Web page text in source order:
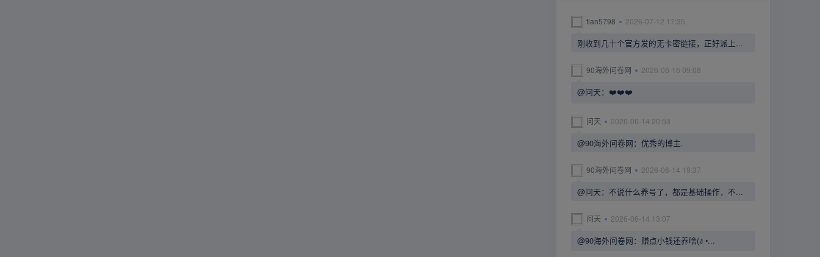
tian5798 2026-07-12 17:35
刚收到几十个官方发的无卡密链接，正好派上...
90海外问卷网 2026-06-16 09:08
@问天：❤️❤️❤️
问天 2026-06-14 20:53
@90海外问卷网：优秀的博主.
90海外问卷网 2026-06-14 19:37
@问天：不说什么养号了，都是基础操作，不...
问天 2026-06-14 13:07
@90海外问卷网：赚点小钱还养啥(ง •...